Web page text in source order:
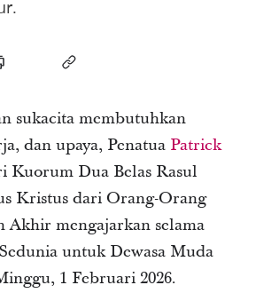
sukacita membutuhkan
dan upaya, Penatua Patrick
Kuorum Dua Belas Rasul
Kristus dari Orang-Orang
Akhir mengajarkan selama
untuk Dewasa Muda
1 Februari 2026.